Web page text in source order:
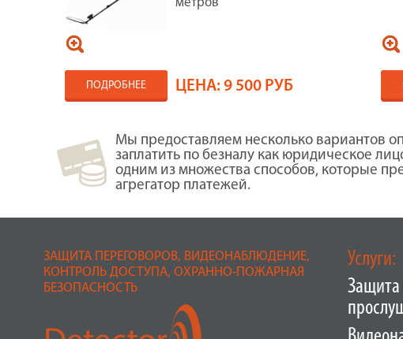
ПОДРОБНЕЕ ЦЕНА:9 500 РУБ
Мы предоставляем несколько вариантов
заплатить по безналу как юридическое
одним из множества способов, которые
агрегатор платежей.
ЗАЩИТА ПЕРЕГОВОРОВ, ВИДЕОНАБЛЮДЕНИЕ,
КОНТРОЛЬ ДОСТУПА, ОХРАННО-ПОЖАРНАЯ
БЕЗОПАСНОСТЬ
Услуги:
Защита